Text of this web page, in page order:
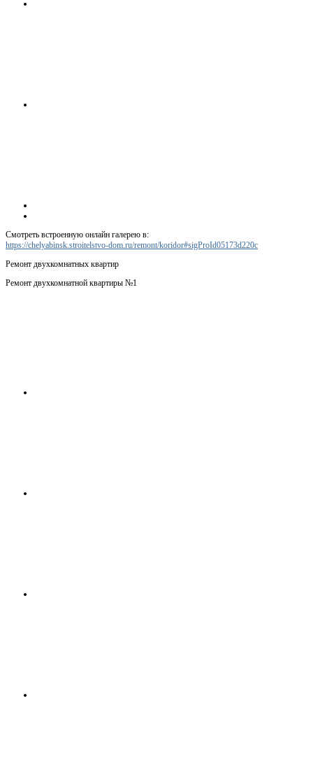
Смотреть встроенную онлайн галерею в:
https://chelyabinsk.stroitelstvo-dom.ru/remont/koridor#sigProId05173d220c
Ремонт двухкомнатных квартир
Ремонт двухкомнатной квартиры №1